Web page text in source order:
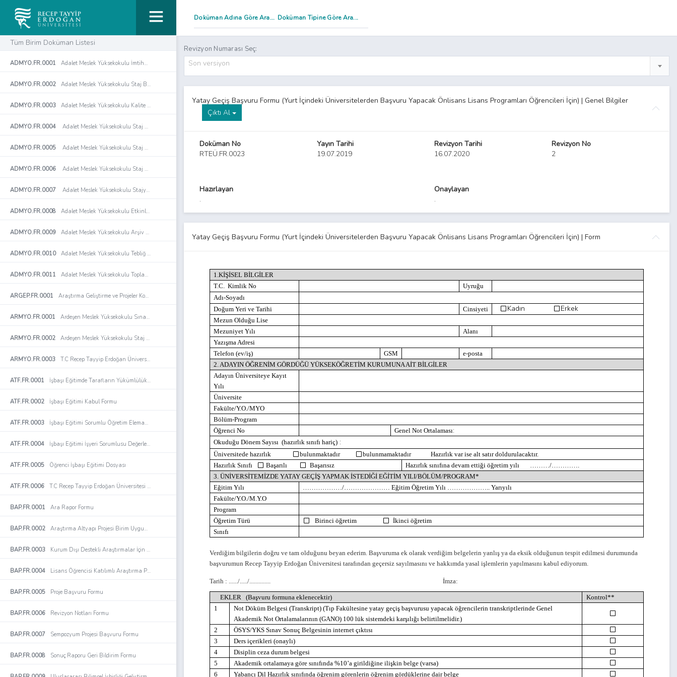
Tüm Birim Doküman Listesi
ADMYO.FR.0001 Adalet Meslek Yüksekokulu İmtihan Evrakı ve Ders Değerlendirme Raporları Teslim Tutanağı
ADMYO.FR.0002 Adalet Meslek Yüksekokulu Staj Başvuru Formu
ADMYO.FR.0003 Adalet Meslek Yüksekokulu Kalite Komisyonu Toplantı Tutanağı Formu
ADMYO.FR.0004 Adalet Meslek Yüksekokulu Staj Değerlendirme Formu
ADMYO.FR.0005 Adalet Meslek Yüksekokulu Staj Defteri Formu
ADMYO.FR.0006 Adalet Meslek Yüksekokulu Staj Kabul Formu
ADMYO.FR.0007 Adalet Meslek Yüksekokulu Stajyer Takip Çizelgesi Formu
ADMYO.FR.0008 Adalet Meslek Yüksekokulu Etkinlik İmza Tutanağı Formu
ADMYO.FR.0009 Adalet Meslek Yüksekokulu Arşiv Evrak Teslim Tutanağı Formu
ADMYO.FR.0010 Adalet Meslek Yüksekokulu Tebliğ Tebellüğ Listesi Formu
ADMYO.FR.0011 Adalet Meslek Yüksekokulu Toplantı Tutanağı
ARGEP.FR.0001 Araştırma Geliştirme ve Projeler Koordinatörlüğü Organizasyon Şeması
ARMYO.FR.0001 Ardeşen Meslek Yüksekokulu Sınav Değerlendirme Formu
ARMYO.FR.0002 Ardeşen Meslek Yüksekokulu Staj Değerlendirme Formu
ARMYO.FR.0003 T.C Recep Tayyip Erdoğan Üniversitesi Ardeşen Meslek Yüksekokulu Öğrenci Staj Dosyası
ATF.FR.0001 İşbaşı Eğitimde Tarafların Yükümlülüklerine İlişkin Sözleşme
ATF.FR.0002 İşbaşı Eğitimi Kabul Formu
ATF.FR.0003 İşbaşı Eğitimi Sorumlu Öğretim Elemanı Denetim Formu
ATF.FR.0004 İşbaşı Eğitimi İşyeri Sorumlusu Değerlendirme Formu
ATF.FR.0005 Öğrenci İşbaşı Eğitimi Dosyası
ATF.FR.0006 T.C Recep Tayyip Erdoğan Üniversitesi Ardeşen Turizm Fakültesi Öğrenci Staj Dosyası
BAP.FR.0001 Ara Rapor Formu
BAP.FR.0002 Araştırma Altyapı Projesi Birim Uygunluk Formu
BAP.FR.0003 Kurum Dışı Destekli Araştırmalar İçin İhtiyaç Projesi Başvuru Formu
BAP.FR.0004 Lisans Öğrencisi Katılımlı Araştırma Projeleri Beyan Formu
BAP.FR.0005 Proje Başvuru Formu
BAP.FR.0006 Revizyon Notları Formu
BAP.FR.0007 Sempozyum Projesi Başvuru Formu
BAP.FR.0008 Sonuç Raporu Geri Bildirim Formu
Revizyon Numarası Seç:
Son versiyon
Yatay Geçiş Başvuru Formu (Yurt İçindeki Üniversitelerden Başvuru Yapacak Önlisans Lisans Programları Öğrencileri İçin) | Genel Bilgiler
Çıktı Al
Doküman No
RTEÜ.FR.0023
Yayın Tarihi
19.07.2019
Revizyon Tarihi
16.07.2020
Revizyon No
2
Hazırlayan
.
Onaylayan
.
Yatay Geçiş Başvuru Formu (Yurt İçindeki Üniversitelerden Başvuru Yapacak Önlisans Lisans Programları Öğrencileri İçin) | Form
1.KİŞİSEL BİLGİLER
T.C. Kimlik No
Uyruğu
Adı-Soyadı
Doğum Yeri ve Tarihi
Cinsiyeti Kadın Erkek
Mezun Olduğu Lise
Mezuniyet Yılı
Alanı
Yazışma Adresi
Telefon (ev/iş)
GSM
e-posta
2. ADAYIN ÖĞRENİM GÖRDÜĞÜ YÜKSEKÖĞRETİM KURUMUNA AİT BİLGİLER
Adayın Üniversiteye Kayıt
Yılı
Üniversite
Fakülte/Y.O./MYO
Bölüm-Program
Öğrenci No
Genel Not Ortalaması:
Okuduğu Dönem Sayısı (hazırlık sınıfı hariç) :
Üniversitede hazırlık bulunmaktadır bulunmamaktadır Hazırlık var ise alt satır doldurulacaktır.
Hazırlık Sınıfı
Başarılı Başarısız Hazırlık sınıfına devam ettiği öğretim yılı
………/………….
3. ÜNİVERSİTEMİZDE YATAY GEÇİŞ YAPMAK İSTEDİĞİ EĞİTİM YILI/BÖLÜM/PROGRAM*
Eğitim Yılı
………………/………………… Eğitim Öğretim Yılı ……………….. Yarıyılı
Fakülte/Y.O./M.Y.O
Program
Öğretim Türü
Birinci öğretim
İkinci öğretim
Sınıfı
Verdiğim bilgilerin doğru ve tam olduğunu beyan ederim. Başvuruma ek olarak verdiğim belgelerin yanlış ya da eksik olduğunun tespit edilmesi durumunda
başvurumun Recep Tayyip Erdoğan Üniversitesi tarafından geçersiz sayılmasını ve hakkımda yasal işlemlerin yapılmasını kabul ediyorum.
Tarih : ....../...../.............. İmza:
EKLER (Başvuru formuna eklenecektir)
Kontrol**
1
Not Döküm Belgesi (Transkript) (Tıp Fakültesine yatay geçiş başvurusu yapacak öğrencilerin transkriptlerinde Genel
Akademik Not Ortalamalarının (GANO) 100 lük sistemdeki karşılığı belirtilmelidir.)
2
ÖSYS/YKS Sınav Sonuç Belgesinin internet çıktısı
3
Ders içerikleri (onaylı)
4
Disiplin ceza durum belgesi
5
Akademik ortalamaya göre sınıfında %10’a girildiğine ilişkin belge (varsa)
6
Yabancı Dil Hazırlık sınıfında öğrenim görenlerin öğrenim gördüklerine dair belge